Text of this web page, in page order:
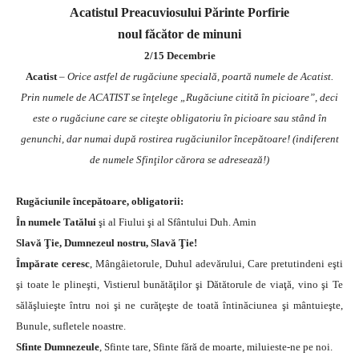
Acatistul Preacuviosului Părinte Porfirie
noul făcător de minuni
2/15 Decembrie
Acatist– Orice astfel de rugăciune specială, poartă numele de Acatist.
Prin numele de ACATIST se înţelege „Rugăciune citită în picioare”, deci
este o rugăciune care se citeşte obligatoriu în picioare sau stând în
genunchi, dar numai după rostirea rugăciunilor începătoare! (indiferent
de numele Sfinţilor cărora se adresează!)
Rugăciunile începătoare, obligatorii:
În numele Tatălui şi al Fiului şi al Sfântului Duh. Amin
Slavă Ţie, Dumnezeul nostru, Slavă Ţie!
Împărate ceresc, Mângâietorule, Duhul adevărului, Care pretutindeni eşti
şi toate le plineşti, Vistierul bunătăţilor şi Dătătorule de viaţă, vino şi Te
sălăşluieşte întru noi şi ne curăţeşte de toată întinăciunea şi mântuieşte,
Bunule, sufletele noastre.
Sfinte Dumnezeule, Sfinte tare, Sfinte fără de moarte, miluieste-ne pe noi.